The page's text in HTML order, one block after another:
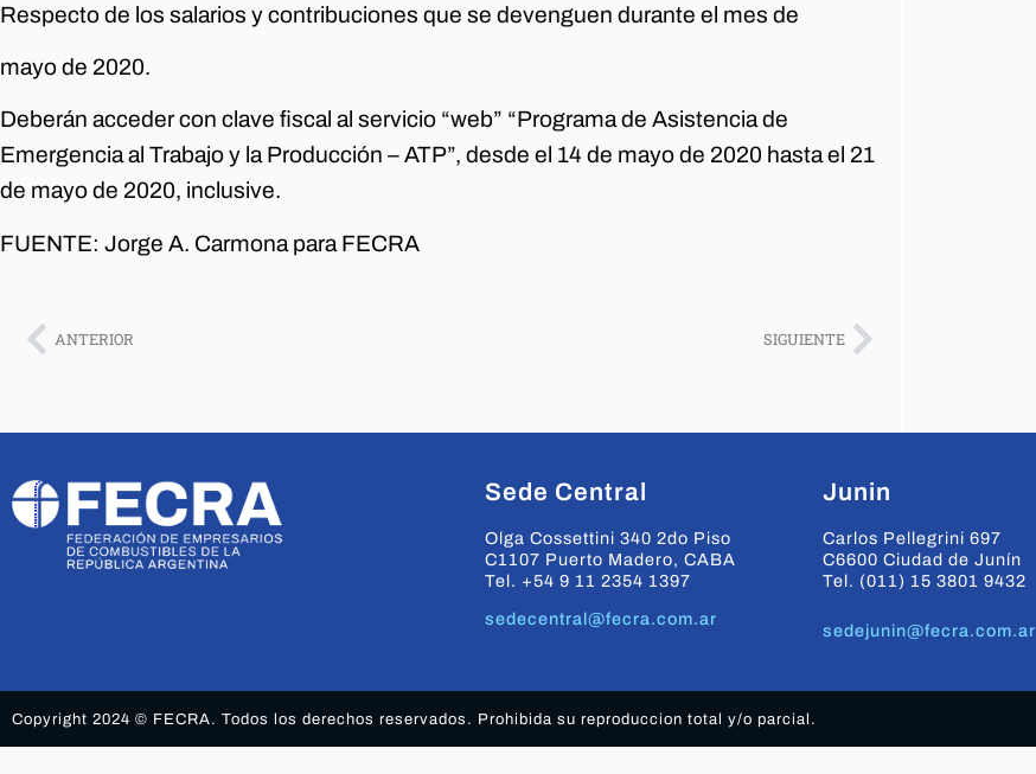
Respecto de los salarios y contribuciones que se devenguen durante el mes de
mayo de 2020.
Deberán acceder con clave fiscal al servicio “web” “Programa de Asistencia de
Emergencia al Trabajo y la Producción – ATP”, desde el 14 de mayo de 2020 hasta el 21
de mayo de 2020, inclusive.
FUENTE: Jorge A. Carmona para FECRA
ANTERIOR SIGUIENTE
Sede Central
Olga Cossettini 340 2do Piso
C1107 Puerto Madero, CABA
Tel. +54 9 11 2354 1397
sedecentral@fecra.com.ar
Junin
Carlos Pellegrini 697
C6600 Ciudad de Junín
Tel. (011) 15 3801 9432
sedejunin@fecra.com.ar
Copyright 2024 © FECRA. Todos los derechos reservados. Prohibida su reproduccion total y/o parcial.